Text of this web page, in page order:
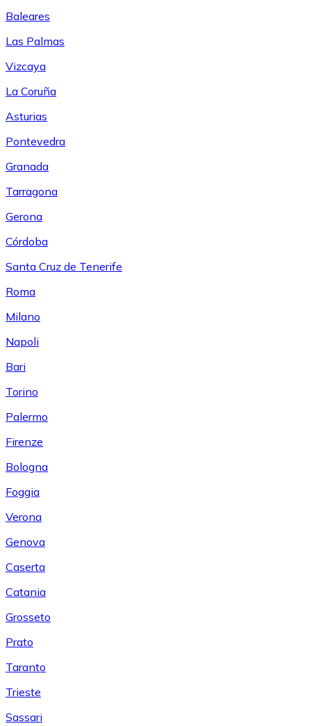
Baleares
Las Palmas
Vizcaya
La Coruña
Asturias
Pontevedra
Granada
Tarragona
Gerona
Córdoba
Santa Cruz de Tenerife
Roma
Milano
Napoli
Bari
Torino
Palermo
Firenze
Bologna
Foggia
Verona
Genova
Caserta
Catania
Grosseto
Prato
Taranto
Trieste
Sassari